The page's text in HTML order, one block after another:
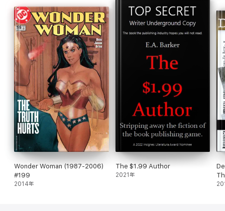
Wonder Woman (1987-2006)
#199
2014年
The $1.99 Author
2021年